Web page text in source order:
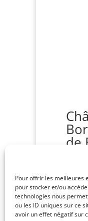
Pour offrir les meilleures
pour stocker et/ou
technologies nous
ou les ID uniques sur ce
avoir un effet négatif sur
de
Note
5.00
sur 5
CHF